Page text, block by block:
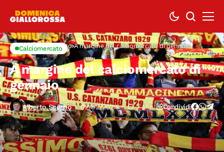
Home Calciomercato A margine del calciomercato di gennaio
Calciomercato
A margine del calciomercato di
gennaio
Alberto Scerbo 02/02/2024 2 Min Condividi